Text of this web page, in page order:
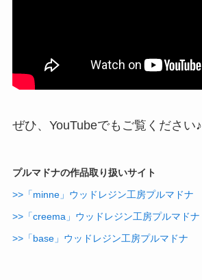
ぜひ、YouTubeでもご覧ください♪
プルマドナの作品取り扱いサイト
>>「minne」ウッドレジン工房プルマドナ
>>「creema」ウッドレジン工房プルマドナ
>>「base」ウッドレジン工房プルマドナ